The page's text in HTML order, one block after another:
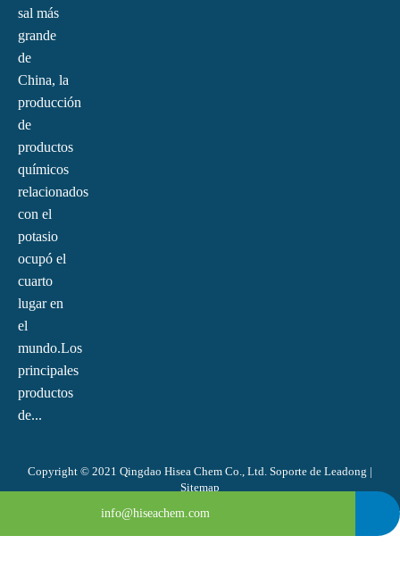
0086-532-85708217
0086-4008266163-82717
info@hiseachem.com
sal más
grande
de
China, la
producción
de
productos
químicos
relacionados
con el
potasio
ocupó el
cuarto
lugar en
el
mundo.Los
principales
productos
de...
Copyright © 2021 Qingdao Hisea Chem Co., Ltd. Soporte de Leadong |
Sitemap